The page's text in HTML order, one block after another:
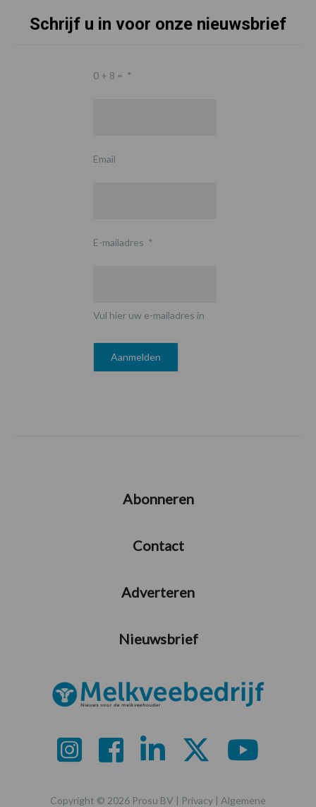
Schrijf u in voor onze nieuwsbrief
0 + 8 = *
Email
E-mailadres *
Vul hier uw e-mailadres in
Abonneren
Contact
Adverteren
Nieuwsbrief
Copyright © 2026 Prosu BV | Privacy | Algemene